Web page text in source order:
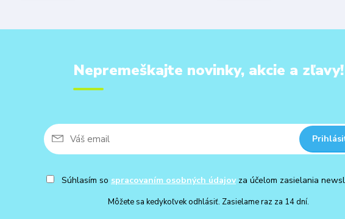
Nepremeškajte novinky, akcie a zľavy!
Súhlasím so spracovaním osobných údajovza účelom zasielania
Môžete sa kedykoľvek odhlásiť. Zasielame raz za 14 dní.